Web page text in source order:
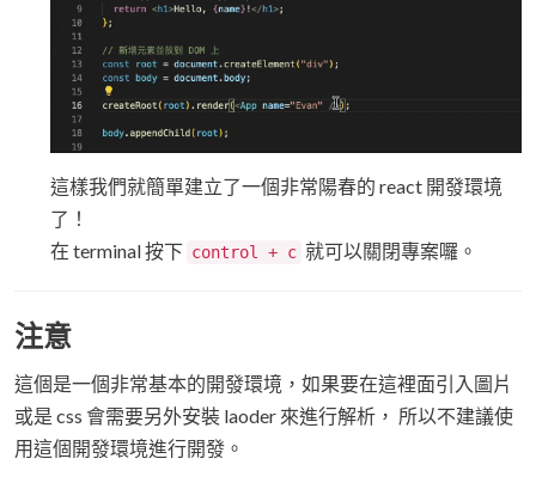
這樣我們就簡單建立了一個非常陽春的 react 開發環境
了！
在 terminal 按下 control + c 就可以關閉專案囉。
注意
這個是一個非常基本的開發環境，如果要在這裡面引入圖片
或是 css 會需要另外安裝 laoder 來進行解析， 所以不建議使
用這個開發環境進行開發。